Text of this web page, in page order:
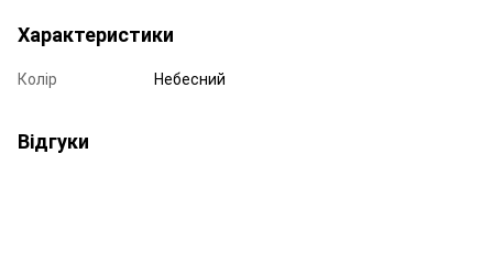
Характеристики
Колір Небесний
Відгуки